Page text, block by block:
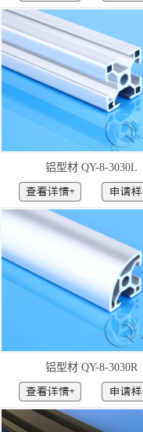
铝型材 QY-8-3030L
铝型材 QY-8-3030R